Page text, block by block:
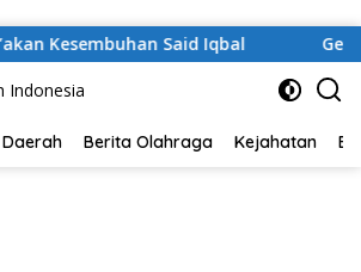
Said Iqbal Gerak
Daerah Berita Olahraga Kejahatan